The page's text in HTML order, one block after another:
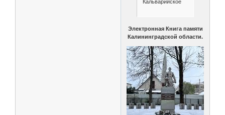
Кальварийское
Электронная Книга памяти
Калининградской области.